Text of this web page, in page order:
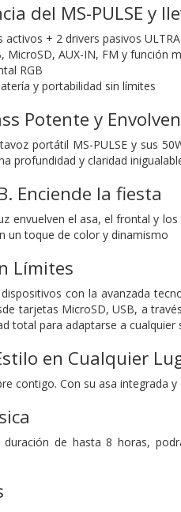
del MS-PULSE y
activos + 2 drivers pasivos
MicroSD, AUX-IN, FM y función
RGB
y portabilidad sin límites
Potente y
portátil MS-PULSE y sus
profundidad y claridad
Enciende la fiesta
envuelven el asa, el frontal y
un toque de color y dinamismo
Límites
con la avanzada
tarjetas MicroSD, USB, a
total para adaptarse a cualquier
en Cualquier
contigo. Con su asa integrada
de hasta 8 horas,